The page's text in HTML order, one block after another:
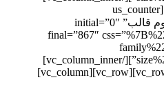
[vc_column_inner width=”1/3″][us_counter
color=”secondary” title=”رنگ دوم قالب” initial=”0″
final=”867″
size%22%3A%225rem%22%7D%7D”][/vc_column_inner]
[/vc_row_inner][/vc_column][/vc_row][vc_row][vc_column]